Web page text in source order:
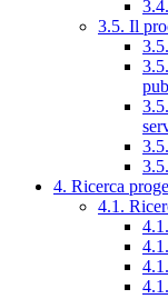
3.5. Il
4. Ricerca
4.1.